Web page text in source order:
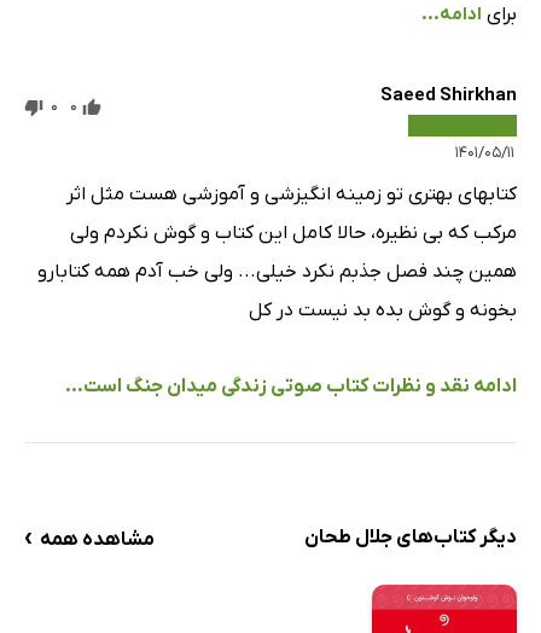
برای ادامه...
Saeed Shirkhan
۱۴۰۱/۰۵/۱۱
0
0
کتابهای بهتری تو زمینه انگیزشی و آموزشی هست مثل اثر
مرکب که بی نظیره، حالا کامل این کتاب و گوش نکردم ولی
همین چند فصل جذبم نکرد خیلی... ولی خب آدم همه کتابارو
بخونه و گوش بده بد نیست در کل
ادامه نقد و نظرات کتاب صوتی زندگی میدان جنگ است...
دیگر کتاب‌های جلال طحان مشاهده همه ›